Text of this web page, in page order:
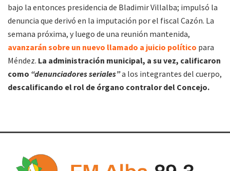
bajo la entonces presidencia de Bladimir Villalba; impulsó la
denuncia que derivó en la imputación por el fiscal Cazón. La
semana próxima, y luego de una reunión mantenida,
avanzarán sobre un nuevo llamado a juicio político para
Méndez. La administración municipal, a su vez, calificaron
como “denunciadores seriales”a los integrantes del cuerpo,
descalificando el rol de órgano contralor del Concejo.